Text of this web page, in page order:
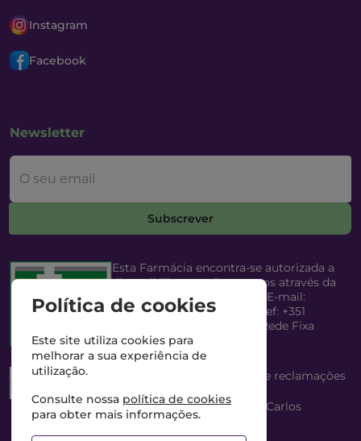
Instagram
Facebook
Newsletter
O seu email
Subscrever
Esta Farmácia encontra-se autorizada a
disponibilizar medicamentos através da
Internet, pelo Infarmed, I.P. E-mail:
infarmed@infarmed.pt
| Telef: +351
217987100 (Chamada para Rede Fixa
Nacional)
Esta Farmácia dispõe de livro de reclamações
Director Técnico e Proprietário: António Carlos
Saraiva Cabral Costa
Política de cookies
Este site utiliza cookies para
melhorar a sua experiência de
utilização.
Consulte nossa política de cookies
para obter mais informações.